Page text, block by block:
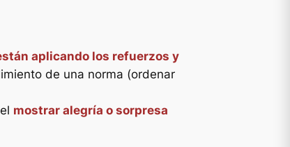
aplicando los refuerzos y
de una norma (ordenar
mostrar alegría o sorpresa